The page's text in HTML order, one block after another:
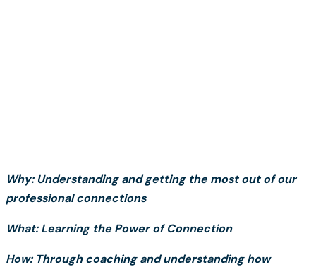
Why: Understanding and getting the most out of our
professional connections
What: Learning the Power of Connection
How: Through coaching and understanding how